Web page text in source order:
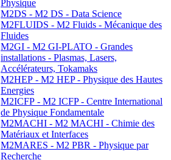
Physique
M2DS - M2 DS - Data Science
M2FLUIDS - M2 Fluids - Mécanique des
Fluides
M2GI - M2 GI-PLATO - Grandes
installations - Plasmas, Lasers,
Accélérateurs, Tokamaks
M2HEP - M2 HEP - Physique des Hautes
Energies
M2ICFP - M2 ICFP - Centre International
de Physique Fondamentale
M2MACHI - M2 MACHI - Chimie des
Matériaux et Interfaces
M2MARES - M2 PBR - Physique par
Recherche